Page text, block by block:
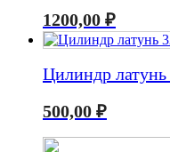
1200,00 ₽
Цилиндр
500,00 ₽